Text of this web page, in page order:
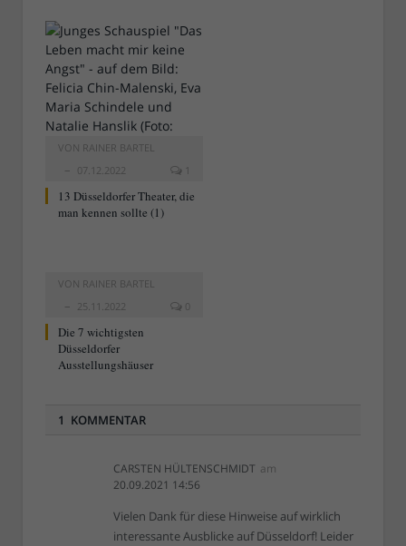
VON RAINER BARTEL
07.12.2022
1
13 Düsseldorfer Theater, die
man kennen sollte (1)
VON RAINER BARTEL
25.11.2022
0
Die 7 wichtigsten
Düsseldorfer
Ausstellungshäuser
1 KOMMENTAR
CARSTEN HÜLTENSCHMIDT am
20.09.2021 14:56
Vielen Dank für diese Hinweise auf wirklich
interessante Ausblicke auf Düsseldorf! Leider